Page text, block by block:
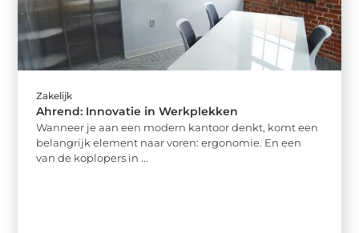
Zakelijk
Ahrend: Innovatie in Werkplekken
Wanneer je aan een modern kantoor denkt, komt een
belangrijk element naar voren: ergonomie. En een
van de koplopers in ...